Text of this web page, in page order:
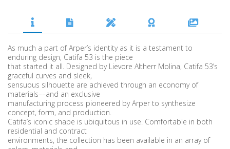
As much a part of Arper’s identity as it is a testament to
enduring design, Catifa 53 is the piece
that started it all. Designed by Lievore Altherr Molina, Catifa 53’s
graceful curves and sleek,
sensuous silhouette are achieved through an economy of
materials––and an exclusive
manufacturing process pioneered by Arper to synthesize
concept, form, and production.
Catifa’s iconic shape is ubiquitous in use. Comfortable in both
residential and contract
environments, the collection has been available in an array of